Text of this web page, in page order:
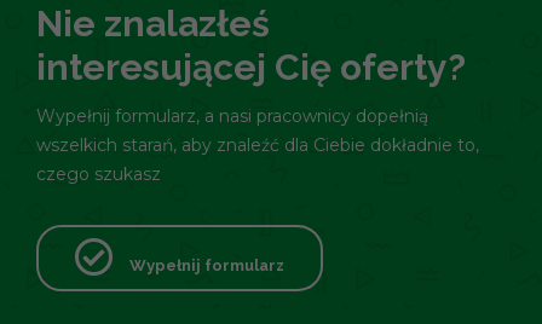
Nie znalazłeś
interesującej Cię oferty?
Wypełnij formularz, a nasi pracownicy dopełnią
wszelkich starań, aby znaleźć dla Ciebie dokładnie to,
czego szukasz
Wypełnij formularz